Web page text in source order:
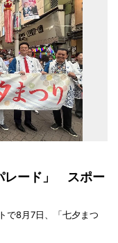
レード」 スポー
で8月7日、「七夕まつ